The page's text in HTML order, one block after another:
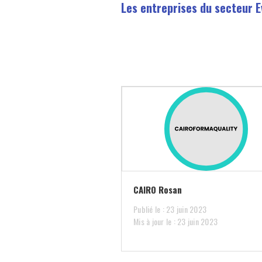
Les entreprises du secteur
CAIRO Rosan
Publié le : 23 juin 2023
Mis à jour le : 23 juin 2023